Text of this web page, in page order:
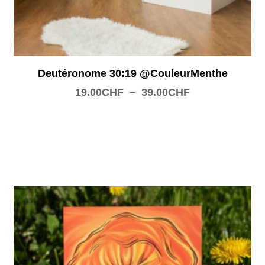
Deutéronome 30:19 @CouleurMenthe
19.00CHF – 39.00CHF